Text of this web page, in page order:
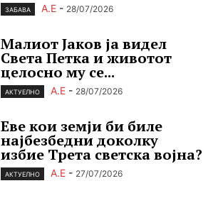
ЗАБАВА А.Е - 28/07/2026
Малиот Јаков ја видел
Света Петка и животот
целосно му се...
АКТУЕЛНО А.Е - 28/07/2026
Еве кои земји би биле
најбезбедни доколку
избие Трета светска војна?
АКТУЕЛНО А.Е - 27/07/2026